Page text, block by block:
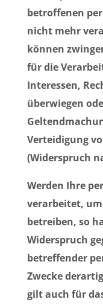
betroffenen
nicht mehr
können
für die
Interessen,
überwiegen
Verteidigung
(Widerspruch
Werden Ihre
verarbeitet,
betreiben, so
Widerspruch
betreffender
Zwecke
gilt auch für